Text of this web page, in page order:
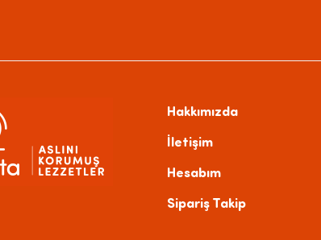
Hakkımızda
İletişim
Hesabım
Sipariş Takip